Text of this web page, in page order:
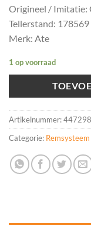
Origineel / Imitatie:
Tellerstand: 178569
Merk: Ate
1 op voorraad
Artikelnummer:
Categorie: Remsysteem